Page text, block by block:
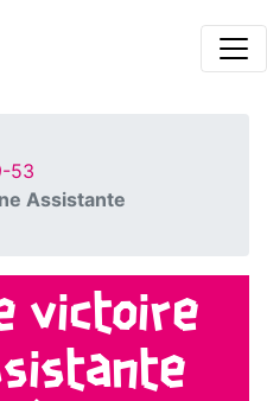
53
Assistante
victoire